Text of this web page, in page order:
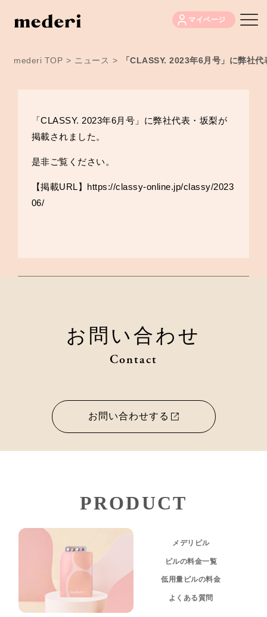
マイページ
mederi TOP > ニュース > 「CLASSY. 2023年6月号」に弊社
「CLASSY. 2023年6月号」に弊社代表・坂梨が
掲載されました。
是非ご覧ください。
【掲載URL】 https://classy-online.jp/classy/2023
06/
お問い合わせ
Contact
お問い合わせする
PRODUCT
メデリピル
ピルの料金一覧
低用量ピルの料金
よくある質問